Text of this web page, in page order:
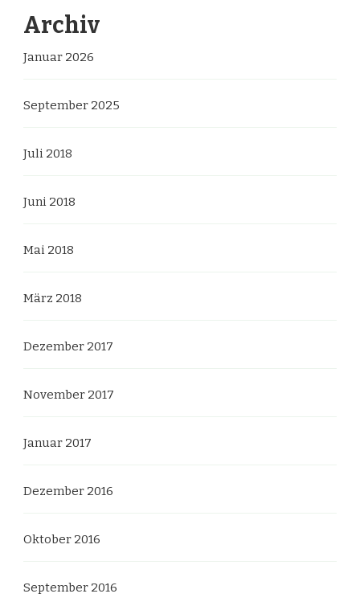
Archiv
Januar 2026
September 2025
Juli 2018
Juni 2018
Mai 2018
März 2018
Dezember 2017
November 2017
Januar 2017
Dezember 2016
Oktober 2016
September 2016